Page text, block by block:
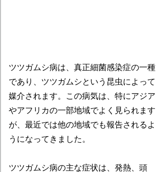
ツツガムシ病は、真正細菌感染症の一種
であり、ツツガムシという昆虫によって
媒介されます。この病気は、特にアジア
やアフリカの一部地域でよく見られます
が、最近では他の地域でも報告されるよ
うになってきました。
ツツガムシ病の主な症状は、発熱、頭